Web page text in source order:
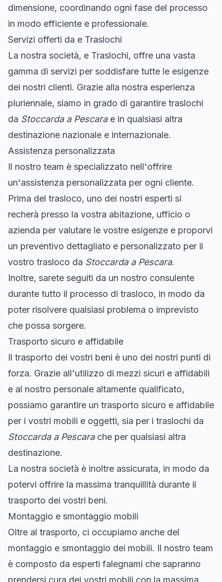
dimensione, coordinando ogni fase del processo
in modo efficiente e professionale.
Servizi offerti da e Traslochi
La nostra società, e Traslochi, offre una vasta
gamma di servizi per soddisfare tutte le esigenze
dei nostri clienti. Grazie alla nostra esperienza
pluriennale, siamo in grado di garantire traslochi
da Stoccarda a Pescarae in qualsiasi altra
destinazione nazionale e internazionale.
Assistenza personalizzata
Il nostro team è specializzato nell'offrire
un'assistenza personalizzata per ogni cliente.
Prima del trasloco, uno dei nostri esperti si
recherà presso la vostra abitazione, ufficio o
azienda per valutare le vostre esigenze e proporvi
un preventivo dettagliato e personalizzato per il
vostro trasloco da Stoccarda a Pescara.
Inoltre, sarete seguiti da un nostro consulente
durante tutto il processo di trasloco, in modo da
poter risolvere qualsiasi problema o imprevisto
che possa sorgere.
Trasporto sicuro e affidabile
Il trasporto dei vostri beni è uno dei nostri punti di
forza. Grazie all'utilizzo di mezzi sicuri e affidabili
e al nostro personale altamente qualificato,
possiamo garantire un trasporto sicuro e affidabile
per i vostri mobili e oggetti, sia per i traslochi da
Stoccarda a Pescarache per qualsiasi altra
destinazione.
La nostra società è inoltre assicurata, in modo da
potervi offrire la massima tranquillità durante il
trasporto dei vostri beni.
Montaggio e smontaggio mobili
Oltre al trasporto, ci occupiamo anche del
montaggio e smontaggio dei mobili. Il nostro team
è composto da esperti falegnami che sapranno
prendersi cura dei vostri mobili con la massima